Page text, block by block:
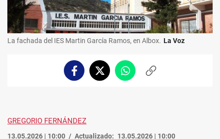
La fachada del IES Martin García Ramos, en Albox. La Voz
FacebookTwitterWhatsappCopiar
GREGORIO FERNÁNDEZ
13.05.2026 | 10:00 Actualizado: 13.05.2026 | 10:00